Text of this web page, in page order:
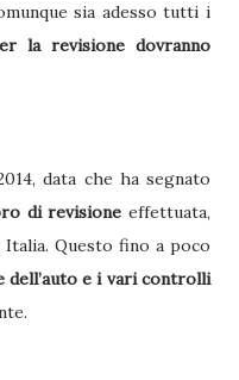
sia adesso tutti i
la revisione dovranno
data che ha segnato
di revisione effettuata,
Questo fino a poco
dell’auto e i vari controlli